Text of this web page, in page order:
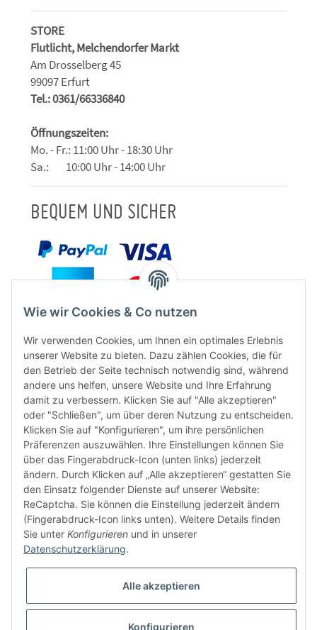
STORE
Flutlicht, Melchendorfer Markt
Am Drosselberg 45
99097 Erfurt
Tel.: 0361/66336840
Öffnungszeiten:
Mo. - Fr.: 11:00 Uhr - 18:30 Uhr
Sa.: 10:00 Uhr - 14:00 Uhr
BEQUEM UND SICHER
FÜR EUCH UNTERWEGS
Vertrag widerrufen
Wie wir Cookies & Co nutzen
Wir verwenden Cookies, um Ihnen ein optimales Erlebnis
unserer Website zu bieten. Dazu zählen Cookies, die für
den Betrieb der Seite technisch notwendig sind, während
andere uns helfen, unsere Website und Ihre Erfahrung
damit zu verbessern. Klicken Sie auf "Alle akzeptieren"
oder "Schließen", um über deren Nutzung zu entscheiden.
Klicken Sie auf "Konfigurieren", um ihre persönlichen
Präferenzen auszuwählen. Ihre Einstellungen können Sie
über das Fingerabdruck-Icon (unten links) jederzeit
ändern. Durch Klicken auf „Alle akzeptieren“ gestatten Sie
den Einsatz folgender Dienste auf unserer Website:
ReCaptcha. Sie können die Einstellung jederzeit ändern
(Fingerabdruck-Icon links unten). Weitere Details finden
Sie unter Konfigurieren und in unserer
Datenschutzerklärung.
Alle akzeptieren
Konfigurieren